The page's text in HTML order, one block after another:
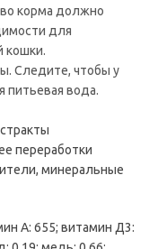
корма должно
для
кошки.
Следите, чтобы у
питьевая вода.
переработки
минеральные
А: 655; витамин Д3: